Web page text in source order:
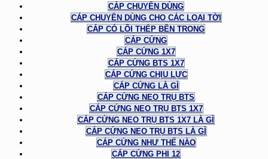
CÁP CHUYÊN DÙNG
CÁP CHUYÊN DÙNG CHO CÁC LOẠI TỜI
CÁP CÓ LÕI THÉP BÊN TRONG
CÁP CỨNG
CÁP CỨNG 1X7
CÁP CỨNG BTS 1X7
CÁP CỨNG CHỊU LỰC
CÁP CỨNG LÀ GÌ
CÁP CỨNG NEO TRỤ BTS
CÁP CỨNG NEO TRỤ BTS 1X7
CÁP CỨNG NEO TRỤ BTS 1X7 LÀ GÌ
CÁP CỨNG NEO TRỤ BTS LÀ GÌ
CÁP CỨNG NHƯ THẾ NÀO
CÁP CỨNG PHI 12